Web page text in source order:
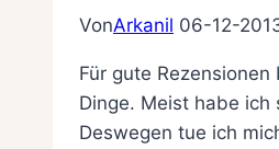
VonArkanil 06-12-
Für gute
Dinge. Meist habe ich
Deswegen tue ich